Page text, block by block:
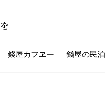
錢屋カフヱー 錢屋の民泊